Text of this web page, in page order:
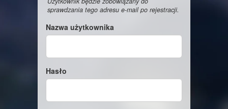
sprawdzania tego adresu e-mail po rejestracji.
Nazwa użytkownika
Hasło